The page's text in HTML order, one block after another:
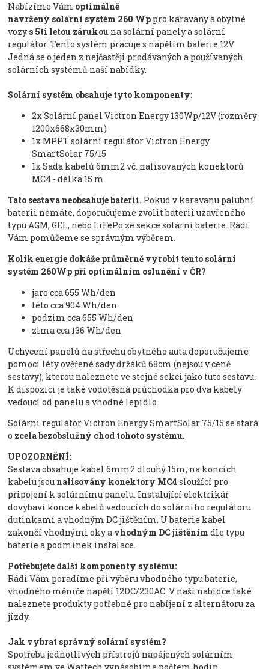
Nabízíme Vám optimálně
navržený solární systém 260 Wp pro karavany a obytné
vozy s 5ti letou zárukou na solární panely a solární
regulátor. Tento systém pracuje s napětím baterie 12V.
Jedná se o jeden z nejčastěji prodávaných a používaných
solárních systémů naší nabídky.
Solární systém obsahuje tyto komponenty:
2x Solární panel Victron Energy 130Wp/12V (rozměry
1200x668x30mm)
1x MPPT solární regulátor Victron Energy
SmartSolar 75/15
1x Sada kabelů 6mm2 vč. nalisovaných konektorů
MC4 - délka 15 m
Tato sestava neobsahuje baterii. Pokud v karavanu palubní
baterii nemáte, doporučujeme zvolit baterii uzavřeného
typu AGM, GEL, nebo LiFePo ze sekce solární baterie. Rádi
Vám pomůžeme se správným výběrem.
Kolik energie dokáže průměrně vyrobit tento solární
systém 260Wp při optimálním oslunění v ČR?
jaro cca 655 Wh/den
léto cca 904 Wh/den
podzim cca 655 Wh/den
zima cca 136 Wh/den
Uchycení panelů na střechu obytného auta doporučujeme
pomocí léty ověřené sady držáků 68cm (nejsou v ceně
sestavy), kterou naleznete ve stejné sekci jako tuto sestavu.
K dispozici je také vodotěsná průchodka pro dva kabely
vedoucí od panelu a vhodné lepidlo.
Solární regulátor Victron Energy SmartSolar 75/15 se stará
o zcela bezobslužný chod tohoto systému.
UPOZORNĚNÍ:
Sestava obsahuje kabel 6mm2 dlouhý 15m, na koncích
kabelu jsou nalisovány konektory MC4 sloužící pro
připojení k solárnímu panelu. Instalující elektrikář
dovybaví konce kabelů vedoucích do solárního regulátoru
dutinkami a vhodným DC jištěním. U baterie kabel
zakončí vhodnými oky a vhodným DC jištěním dle typu
baterie a podmínek instalace.
Potřebujete další komponenty systému:
Rádi Vám poradíme při výběru vhodného typu baterie,
vhodného měniče napětí 12DC/230AC. V naší nabídce také
naleznete produkty potřebné pro nabíjení z alternátoru za
jízdy.
Jak vybrat správný solární systém?
Spotřebu jednotlivých přístrojů napájených solárním